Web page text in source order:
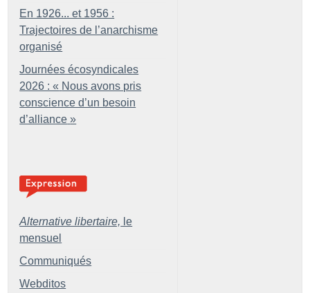
En 1926... et 1956 :
Trajectoires de l’anarchisme
organisé
Journées écosyndicales
2026 : « Nous avons pris
conscience d’un besoin
d’alliance »
Alternative libertaire, le
mensuel
Communiqués
Webditos